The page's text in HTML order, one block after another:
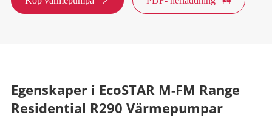
Egenskaper i EcoSTAR M-FM Range
Residential R290 Värmepumpar